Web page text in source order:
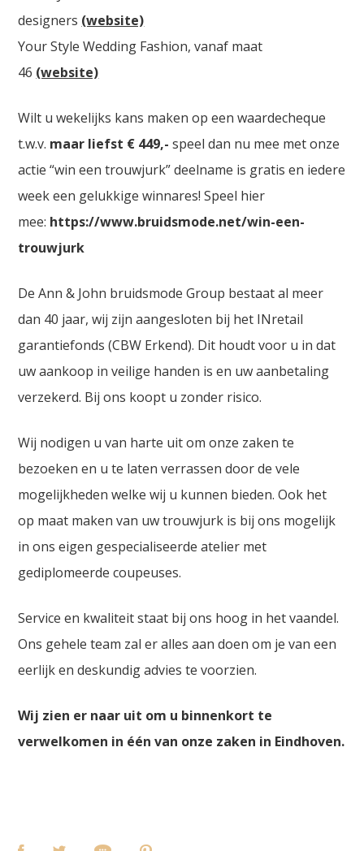
designers (website)
Your Style Wedding Fashion, vanaf maat
46 (website)
Wilt u wekelijks kans maken op een waardecheque
t.w.v. maar liefst € 449,- speel dan nu mee met onze
actie “win een trouwjurk” deelname is gratis en iedere
week een gelukkige winnares! Speel hier
mee: https://www.bruidsmode.net/win-een-
trouwjurk
De Ann & John bruidsmode Group bestaat al meer
dan 40 jaar, wij zijn aangesloten bij het INretail
garantiefonds (CBW Erkend). Dit houdt voor u in dat
uw aankoop in veilige handen is en uw aanbetaling
verzekerd. Bij ons koopt u zonder risico.
Wij nodigen u van harte uit om onze zaken te
bezoeken en u te laten verrassen door de vele
mogelijkheden welke wij u kunnen bieden. Ook het
op maat maken van uw trouwjurk is bij ons mogelijk
in ons eigen gespecialiseerde atelier met
gediplomeerde coupeuses.
Service en kwaliteit staat bij ons hoog in het vaandel.
Ons gehele team zal er alles aan doen om je van een
eerlijk en deskundig advies te voorzien.
Wij zien er naar uit om u binnenkort te
verwelkomen in één van onze zaken in Eindhoven.